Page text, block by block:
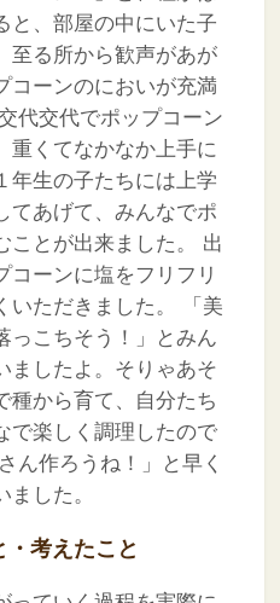
と、部屋の中にいた子
至る所から歓声があが
コーンのにおいが充満
代交代でポップコーン
重くてなかなか上手に
年生の子たちには上学
てあげて、みんなでポ
とが出来ました。
出
コーンに塩をフリフリ
ただきました。
「美
っこちそう！」とみん
ましたよ。そりゃあそ
種から育て、自分たち
で楽しく調理したので
ん作ろうね！」と早く
した。
考えたこと